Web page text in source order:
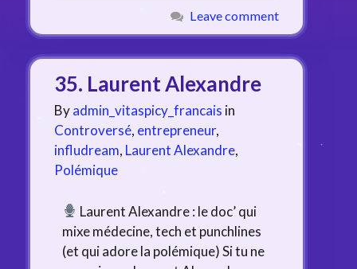
Leave comment
35. Laurent Alexandre
Byadmin_vitaspicy_francais in
Controversé, entrepreneur,
infludream, Laurent Alexandre,
Polémique
Laurent Alexandre : le doc’ qui
mixe médecine, tech et punchlines
(et qui adore la polémique) Si tu ne